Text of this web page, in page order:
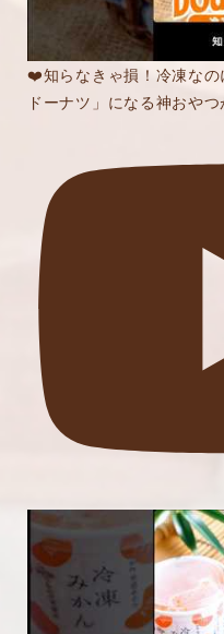
❤️知らなきゃ損！冷凍な
ドーナツ」になる神おや